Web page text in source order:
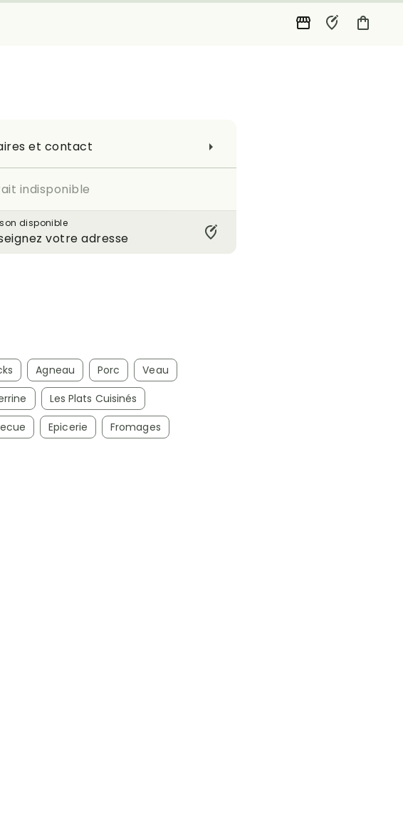
et contact
indisponible
disponible
votre adresse
Agneau Porc
Veau
Les Plats Cuisinés
Epicerie Fromages